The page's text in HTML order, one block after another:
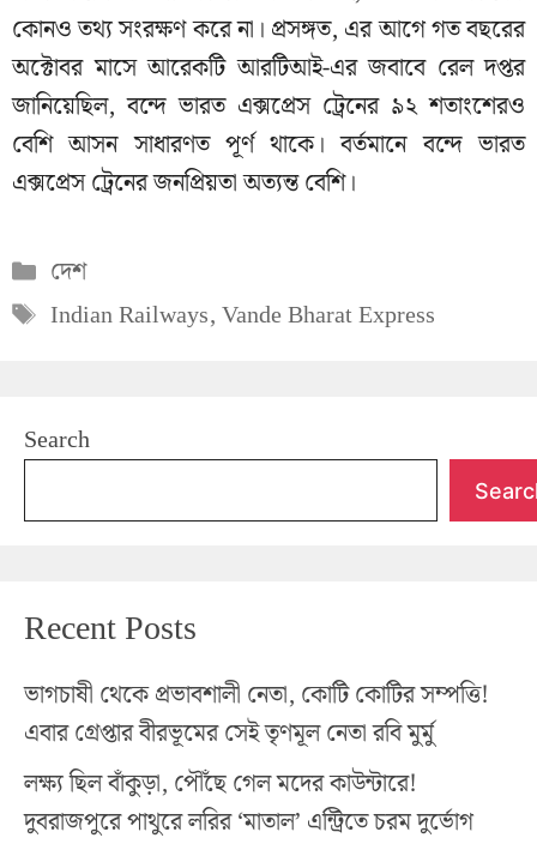
কোনও তথ্য সংরক্ষণ করে না। প্রসঙ্গত, এর আগে গত বছরের
অক্টোবর মাসে আরেকটি আরটিআই-এর জবাবে রেল দপ্তর
জানিয়েছিল, বন্দে ভারত এক্সপ্রেস ট্রেনের ৯২ শতাংশেরও
বেশি আসন সাধারণত পূর্ণ থাকে। বর্তমানে বন্দে ভারত
এক্সপ্রেস ট্রেনের জনপ্রিয়তা অত্যন্ত বেশি।
Categories
দেশ
Tags
Indian Railways,Vande Bharat Express
Search
Recent Posts
ভাগচাষী থেকে প্রভাবশালী নেতা, কোটি কোটির সম্পত্তি!
এবার গ্রেপ্তার বীরভূমের সেই তৃণমূল নেতা রবি মুর্মু
লক্ষ্য ছিল বাঁকুড়া, পৌঁছে গেল মদের কাউন্টারে!
দুবরাজপুরে পাথুরে লরির ‘মাতাল’ এন্ট্রিতে চরম দুর্ভোগ